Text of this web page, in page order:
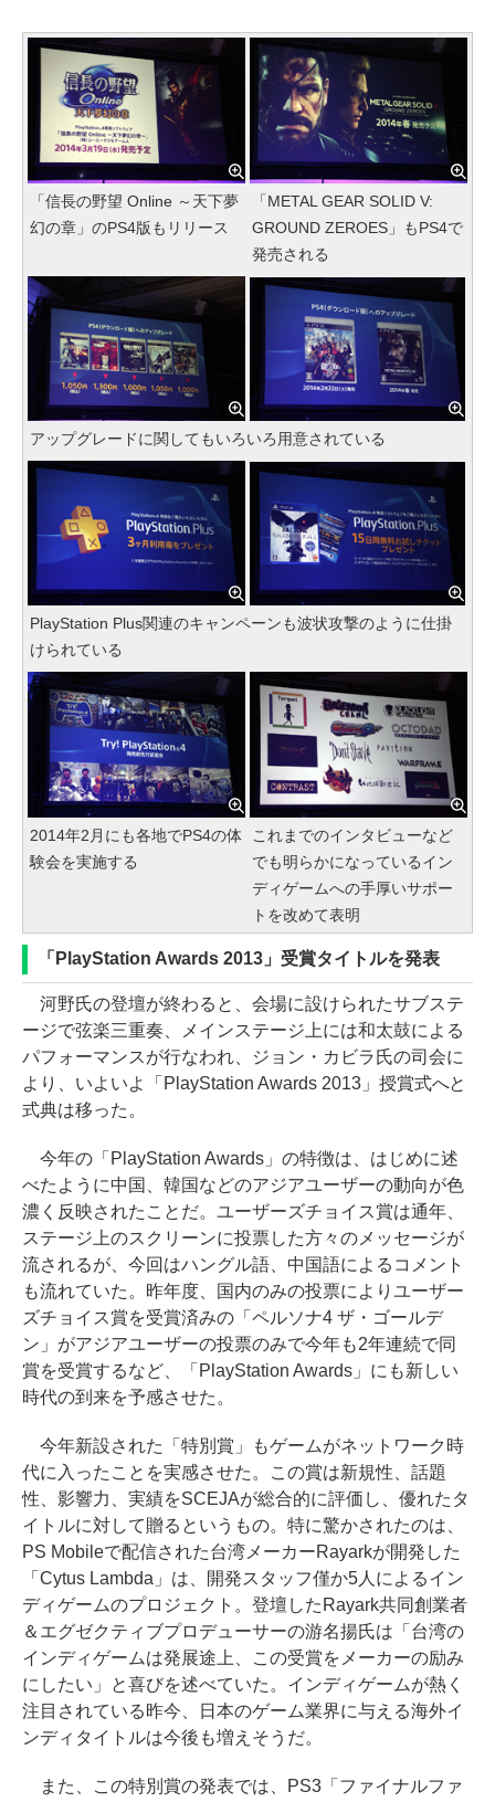
「信長の野望 Online ～天下夢
幻の章」のPS4版もリリース
「METAL GEAR SOLID V:
GROUND ZEROES」もPS4で
発売される
アップグレードに関してもいろいろ用意されている
PlayStation Plus関連のキャンペーンも波状攻撃のように仕掛
けられている
2014年2月にも各地でPS4の体
験会を実施する
これまでのインタビューなど
でも明らかになっているイン
ディゲームへの手厚いサポー
トを改めて表明
「PlayStation Awards 2013」受賞タイトルを発表
河野氏の登壇が終わると、会場に設けられたサブステ
ージで弦楽三重奏、メインステージ上には和太鼓による
パフォーマンスが行なわれ、ジョン・カビラ氏の司会に
より、いよいよ「PlayStation Awards 2013」授賞式へと
式典は移った。
今年の「PlayStation Awards」の特徴は、はじめに述
べたように中国、韓国などのアジアユーザーの動向が色
濃く反映されたことだ。ユーザーズチョイス賞は通年、
ステージ上のスクリーンに投票した方々のメッセージが
流されるが、今回はハングル語、中国語によるコメント
も流れていた。昨年度、国内のみの投票によりユーザー
ズチョイス賞を受賞済みの「ペルソナ4 ザ・ゴールデ
ン」がアジアユーザーの投票のみで今年も2年連続で同
賞を受賞するなど、「PlayStation Awards」にも新しい
時代の到来を予感させた。
今年新設された「特別賞」もゲームがネットワーク時
代に入ったことを実感させた。この賞は新規性、話題
性、影響力、実績をSCEJAが総合的に評価し、優れたタ
イトルに対して贈るというもの。特に驚かされたのは、
PS Mobileで配信された台湾メーカーRayarkが開発した
「Cytus Lambda」は、開発スタッフ僅か5人によるイン
ディゲームのプロジェクト。登壇したRayark共同創業者
＆エグゼクティブプロデューサーの游名揚氏は「台湾の
インディゲームは発展途上、この受賞をメーカーの励み
にしたい」と喜びを述べていた。インディゲームが熱く
注目されている昨今、日本のゲーム業界に与える海外イ
ンディタイトルは今後も増えそうだ。
また、この特別賞の発表では、PS3「ファイナルファ